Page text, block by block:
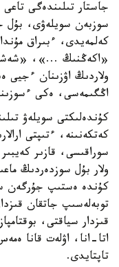
جاستار تىلىندەگى
سوزبەن سويلەۋى، بۇل
كەلمەيدى، ءبىراق
«اكەڭنىڭ ...»،
ولاردىڭ اۋزىنان ءجيى
اڭگىمەسى، ەكى
كۇندەلىكتى سويلەۋ
كەتكەنىنە، ءتىپتى
سوراقىسى، قازىر
ولار بۇل سوزدەردىڭ
كۇندە ەستىپ جۇرگەن
توبەلەسىپ جاتقان
قىزدار سياقتى،
اتا-انا، اۋلەت قانا
تاپتايدى.